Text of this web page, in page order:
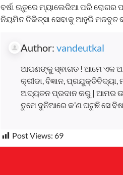
ବର୍ଷା ଋତୁରେ ମ୍ୟାଲେରିଆ ପରି ରୋଗର
ନିୟମିତ ଚିକିତ୍ସା ସେବାକୁ ଆହୁରି ମଜବୁତ
Author: vandeutkal
ଆପଣଙ୍କୁ ସ୍ଵାଗତ ! ଆମେ ଏକ
କ୍ରୀଡା, ବିଜ୍ଞାନ,
ଅଦ୍ୟତନ ପ୍ରଦାନ କରୁ | ଆମର
ତୁମେ ଦୁନିଆରେ କ’ଣ ଘଟୁଛି ସେ
Post Views: 69